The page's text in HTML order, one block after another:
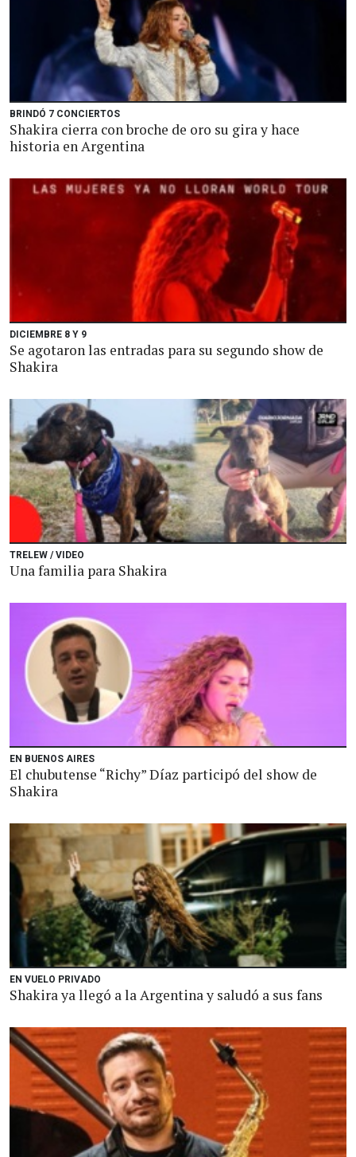
BRINDÓ 7 CONCIERTOS
Shakira cierra con broche de oro su gira y hace
historia en Argentina
DICIEMBRE 8 Y 9
Se agotaron las entradas para su segundo show de
Shakira
TRELEW / VIDEO
Una familia para Shakira
EN BUENOS AIRES
El chubutense “Richy” Díaz participó del show de
Shakira
EN VUELO PRIVADO
Shakira ya llegó a la Argentina y saludó a sus fans